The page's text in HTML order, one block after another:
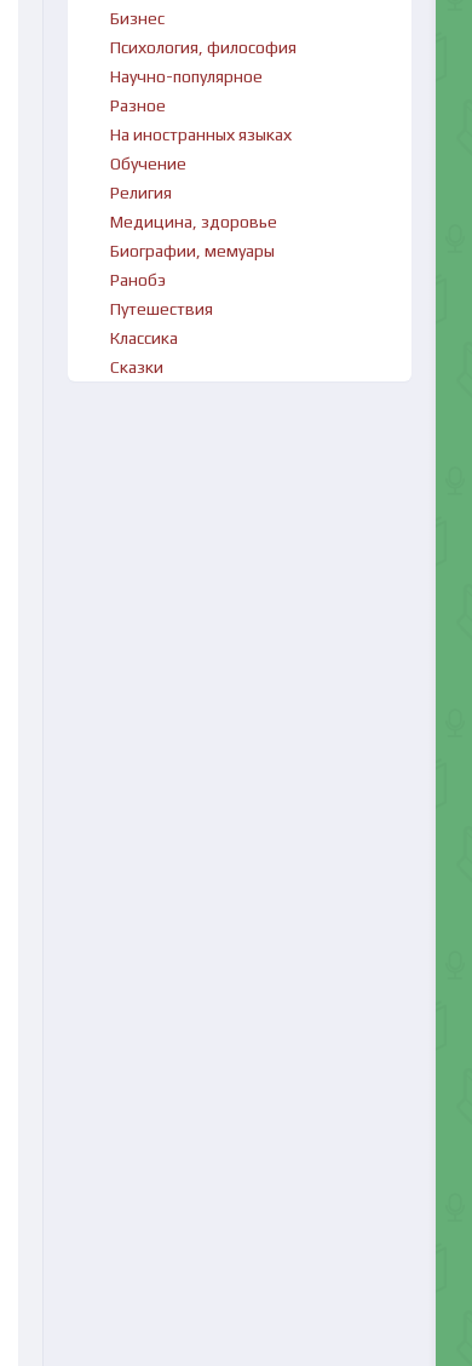
Бизнес
Психология, философия
Научно-популярное
Разное
На иностранных языках
Обучение
Религия
Медицина, здоровье
Биографии, мемуары
Ранобэ
Путешествия
Классика
Сказки